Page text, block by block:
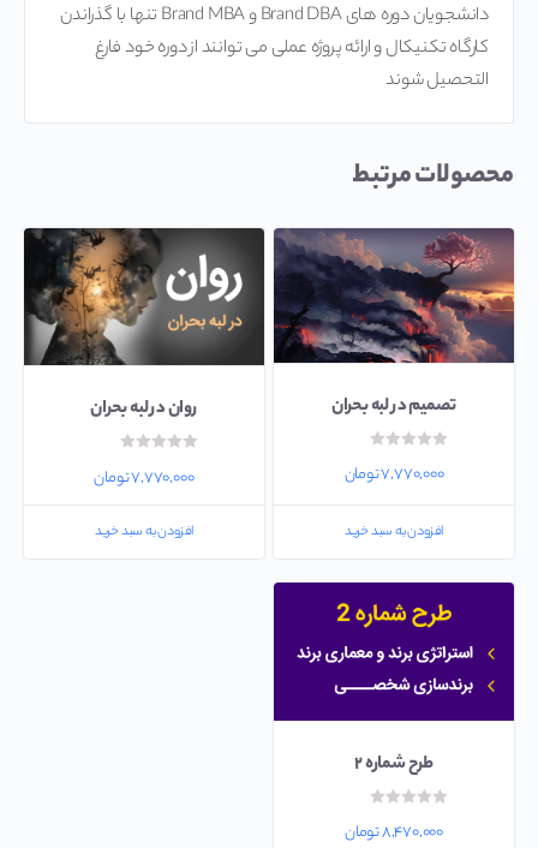
دانشجویان دوره های Brand DBA و Brand MBA تنها با گذراندن
کارگاه تکنیکال و ارائه پروژه عملی می توانند از دوره خود فارغ
التحصیل شوند
محصولات مرتبط
تصمیم در لبه بحران
۰
۵
۷,۷۷۰,۰۰۰تومان
افزودن به سبد خرید
روان در لبه بحران
۰
۵
۷,۷۷۰,۰۰۰تومان
افزودن به سبد خرید
طرح شماره ۲
۰۸,۴۷۰,۰۰۰تومان